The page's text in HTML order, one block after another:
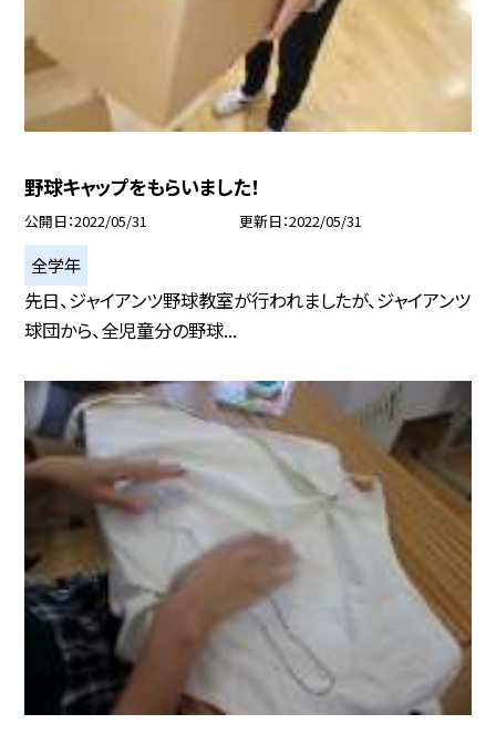
野球キャップをもらいました！
公開日 2022/05/31 更新日 2022/05/31
全学年
先日、ジャイアンツ野球教室が行われましたが、ジャイアンツ
球団から、全児童分の野球...